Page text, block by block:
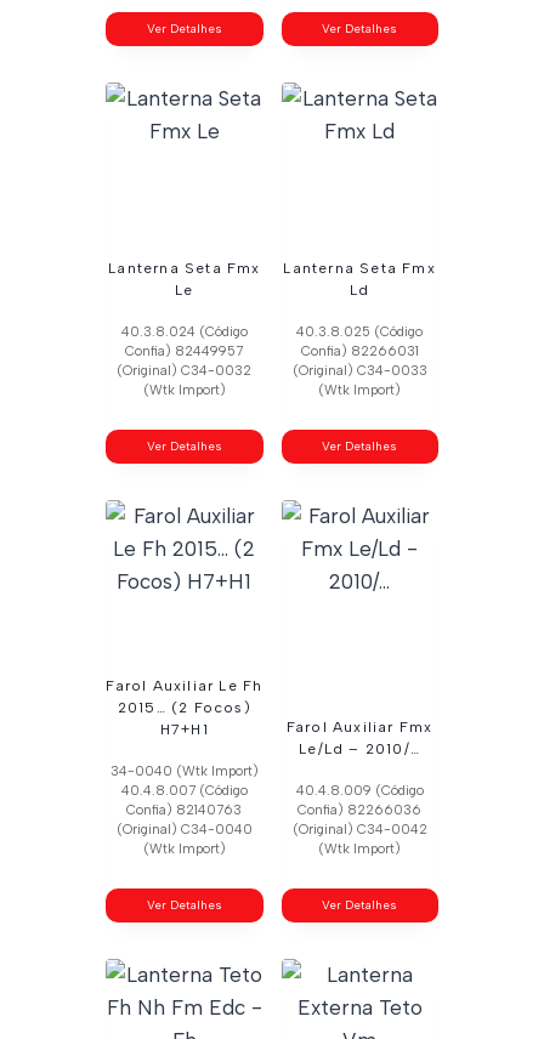
Ver Detalhes Ver Detalhes
Lanterna Seta Fmx
Le
40.3.8.024 (Código
Confia) 82449957
(Original) C34-0032
(Wtk Import)
Ver Detalhes
Lanterna Seta Fmx
Ld
40.3.8.025 (Código
Confia) 82266031
(Original) C34-0033
(Wtk Import)
Ver Detalhes
Farol Auxiliar Le Fh
2015… (2 Focos)
H7+H1
34-0040 (Wtk Import)
40.4.8.007 (Código
Confia) 82140763
(Original) C34-0040
(Wtk Import)
Ver Detalhes
Farol Auxiliar Fmx
Le/Ld – 2010/…
40.4.8.009 (Código
Confia) 82266036
(Original) C34-0042
(Wtk Import)
Ver Detalhes